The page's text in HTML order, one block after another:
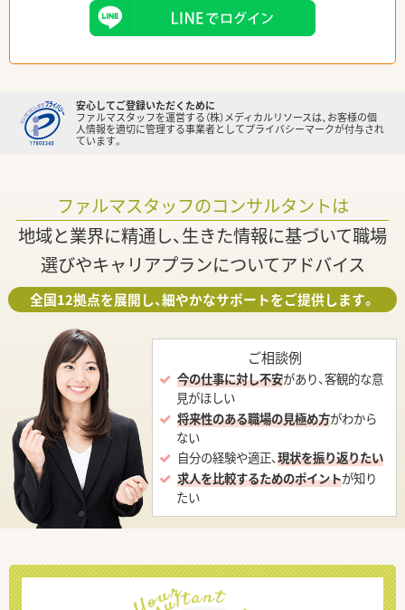
安心してご登録いただくために
ファルマスタッフを運営する（株）メディカルリソースは、お客様の個
人情報を適切に管理する事業者としてプライバシーマークが付与され
ています。
ファルマスタッフのコンサルタントは
地域と業界に精通し、生きた情報に基づいて職場
選びやキャリアプランについてアドバイス
全国12拠点を展開し、細やかなサポートをご提供します。
ご相談例
今の仕事に対し不安があり、客観的な意
見がほしい
将来性のある職場の見極め方がわから
ない
自分の経験や適正、現状を振り返りたい
求人を比較するためのポイントが知り
たい